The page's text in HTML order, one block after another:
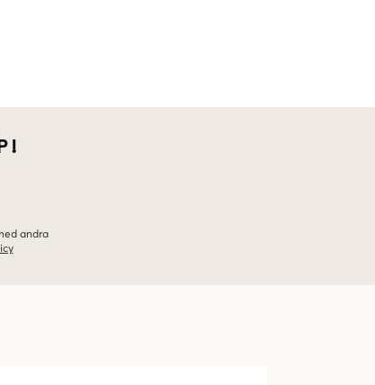
andra